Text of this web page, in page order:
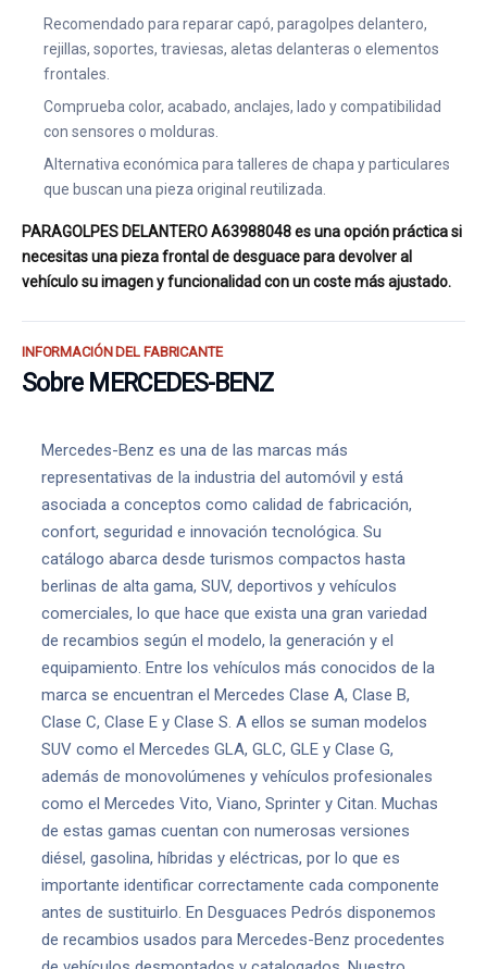
Recomendado para reparar capó, paragolpes delantero,
rejillas, soportes, traviesas, aletas delanteras o elementos
frontales.
Comprueba color, acabado, anclajes, lado y compatibilidad
con sensores o molduras.
Alternativa económica para talleres de chapa y particulares
que buscan una pieza original reutilizada.
PARAGOLPES DELANTERO A63988048 es una opción práctica si
necesitas una pieza frontal de desguace para devolver al
vehículo su imagen y funcionalidad con un coste más ajustado.
INFORMACIÓN DEL FABRICANTE
Sobre MERCEDES-BENZ
Mercedes-Benz es una de las marcas más
representativas de la industria del automóvil y está
asociada a conceptos como calidad de fabricación,
confort, seguridad e innovación tecnológica. Su
catálogo abarca desde turismos compactos hasta
berlinas de alta gama, SUV, deportivos y vehículos
comerciales, lo que hace que exista una gran variedad
de recambios según el modelo, la generación y el
equipamiento. Entre los vehículos más conocidos de la
marca se encuentran el Mercedes Clase A, Clase B,
Clase C, Clase E y Clase S. A ellos se suman modelos
SUV como el Mercedes GLA, GLC, GLE y Clase G,
además de monovolúmenes y vehículos profesionales
como el Mercedes Vito, Viano, Sprinter y Citan. Muchas
de estas gamas cuentan con numerosas versiones
diésel, gasolina, híbridas y eléctricas, por lo que es
importante identificar correctamente cada componente
antes de sustituirlo. En Desguaces Pedrós disponemos
de recambios usados para Mercedes-Benz procedentes